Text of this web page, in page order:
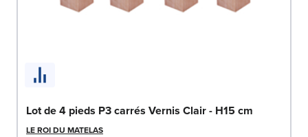
Lot de 4 pieds P3 carrés Vernis Clair - H15 cm
LE ROI DU MATELAS